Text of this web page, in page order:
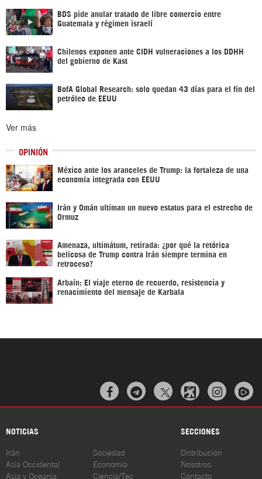
BDS pide anular tratado de libre comercio entre
Guatemala y régimen israelí
Chilenos exponen ante CIDH vulneraciones a los DDHH
del gobierno de Kast
BofA Global Research: solo quedan 43 días para el fin del
petróleo de EEUU
Ver más
OPINIÓN
México ante los aranceles de Trump: la fortaleza de una
economía integrada con EEUU
Irán y Omán ultiman un nuevo estatus para el estrecho de
Ormuz
Amenaza, ultimátum, retirada: ¿por qué la retórica
belicosa de Trump contra Irán siempre termina en
retroceso?
Arbaín: El viaje eterno de recuerdo, resistencia y
renacimiento del mensaje de Karbala
  
NOTICIAS SECCIONES
Irán
Asia Occidental
Asia y Oceanía
Sociedad
Economía
Ciencia/Tec
Distribución
Nosotros
Contacto